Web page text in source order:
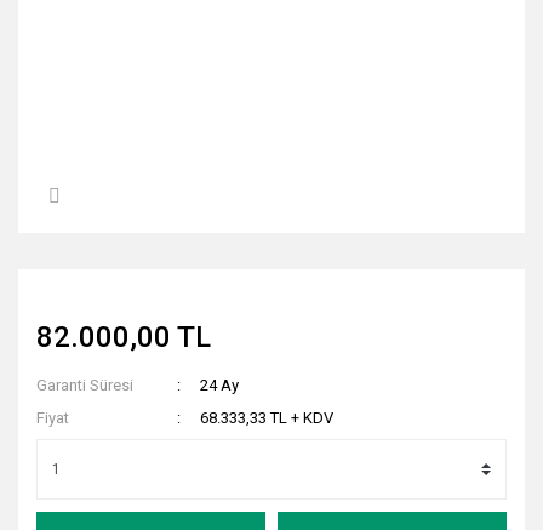
82.000,00 TL
Garanti Süresi
24 Ay
Fiyat
68.333,33 TL + KDV